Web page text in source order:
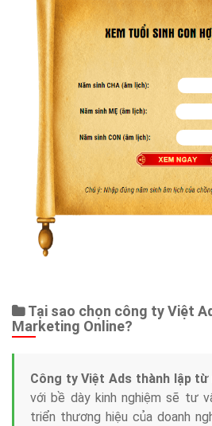
Tại sao chọn công ty Việt
Marketing Online?
Công ty Việt Ads thành lập từ
với bề dày kinh nghiệm sẽ tư
triển thương hiệu của doanh